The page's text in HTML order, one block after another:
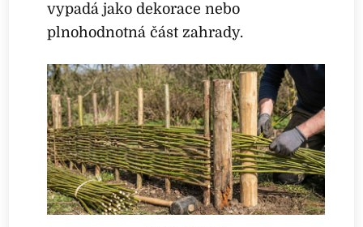
vypadá jako dekorace nebo
plnohodnotná část zahrady.